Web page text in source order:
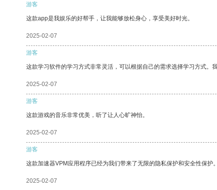
游客
这款app是我娱乐的好帮手，让我能够放松身心，享受美好时光。
2025-02-07
游客
这款学习软件的学习方式非常灵活，可以根据自己的需求选择学习方式。
2025-02-07
游客
这款游戏的音乐非常优美，听了让人心旷神怡。
2025-02-07
游客
这款加速器VPM应用程序已经为我们带来了无限的隐私保护和安全性保护。
2025-02-07